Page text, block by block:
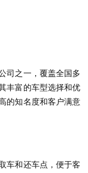
之一，覆盖全国多
丰富的车型选择和优
的知名度和客户满意
和还车点，便于客